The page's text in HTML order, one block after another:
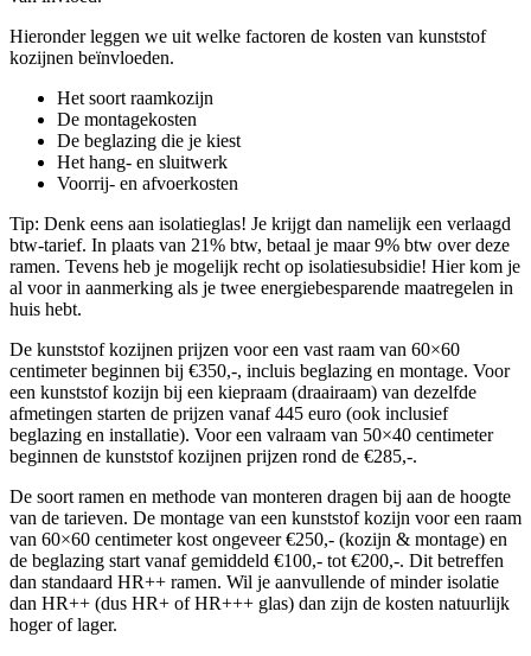
Hieronder leggen we uit welke factoren de kosten van kunststof
kozijnen beïnvloeden.
Het soort raamkozijn
De montagekosten
De beglazing die je kiest
Het hang- en sluitwerk
Voorrij- en afvoerkosten
Tip: Denk eens aan isolatieglas! Je krijgt dan namelijk een verlaagd
btw-tarief. In plaats van 21% btw, betaal je maar 9% btw over deze
ramen. Tevens heb je mogelijk recht op isolatiesubsidie! Hier kom je
al voor in aanmerking als je twee energiebesparende maatregelen in
huis hebt.
De kunststof kozijnen prijzen voor een vast raam van 60×60
centimeter beginnen bij €350,-, incluis beglazing en montage. Voor
een kunststof kozijn bij een kiepraam (draairaam) van dezelfde
afmetingen starten de prijzen vanaf 445 euro (ook inclusief
beglazing en installatie). Voor een valraam van 50×40 centimeter
beginnen de kunststof kozijnen prijzen rond de €285,-.
De soort ramen en methode van monteren dragen bij aan de hoogte
van de tarieven. De montage van een kunststof kozijn voor een raam
van 60×60 centimeter kost ongeveer €250,- (kozijn & montage) en
de beglazing start vanaf gemiddeld €100,- tot €200,-. Dit betreffen
dan standaard HR++ ramen. Wil je aanvullende of minder isolatie
dan HR++ (dus HR+ of HR+++ glas) dan zijn de kosten natuurlijk
hoger of lager.